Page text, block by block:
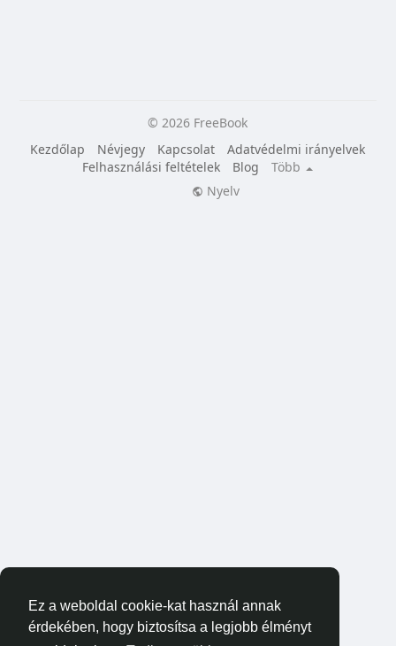
Ez a weboldal cookie-kat használ annak
érdekében, hogy biztosítsa a legjobb élményt
© 2026 FreeBook
Kezdőlap
Névjegy Kapcsolat
Adatvédelmi irányelvek
Felhasználási feltételek
Blog
Több
Nyelv